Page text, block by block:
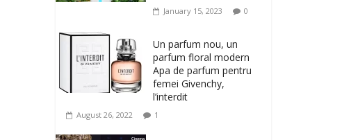
January 15, 2023 0
Un parfum nou, un
parfum floral modern
Apa de parfum pentru
femei Givenchy,
l’interdit
August 26, 2022 1